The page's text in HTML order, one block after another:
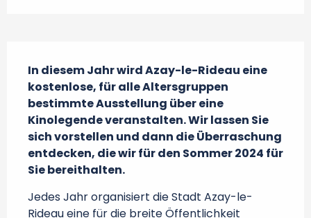
In diesem Jahr wird Azay-le-Rideau eine
kostenlose, für alle Altersgruppen
bestimmte Ausstellung über eine
Kinolegende veranstalten. Wir lassen Sie
sich vorstellen und dann die Überraschung
entdecken, die wir für den Sommer 2024 für
Sie bereithalten.
Jedes Jahr organisiert die Stadt Azay-le-
Rideau eine für die breite Öffentlichkeit